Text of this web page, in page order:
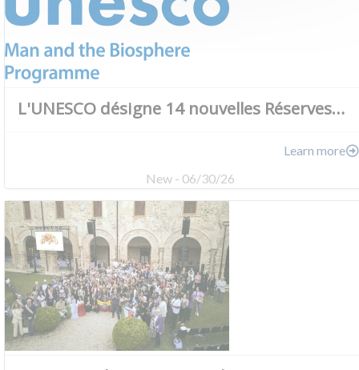
L'UNESCO désigne 14 nouvelles Réserves…
Learn more
New - 06/30/26